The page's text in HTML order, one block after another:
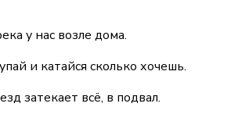
у нас возле дома.
и катайся сколько хочешь.
затекает всё, в подвал.